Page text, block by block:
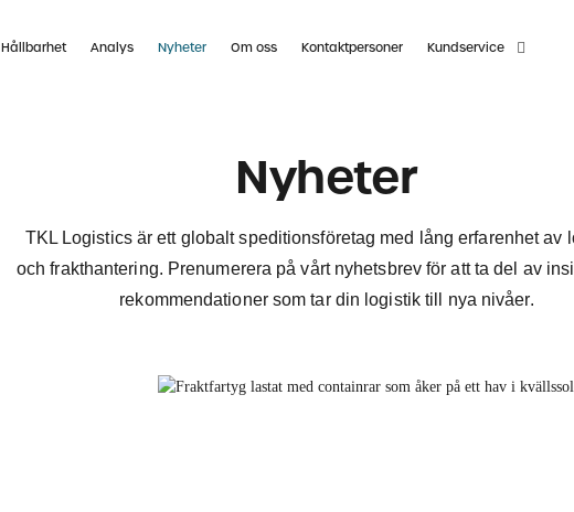
Hållbarhet Analys Nyheter Om oss Kontaktpersoner Kundservice
Nyheter
TKL Logistics är ett globalt speditionsföretag med lång erfarenhet av
och frakthantering. Prenumerera på vårt nyhetsbrev för att ta del av
rekommendationer som tar din logistik till nya nivåer.